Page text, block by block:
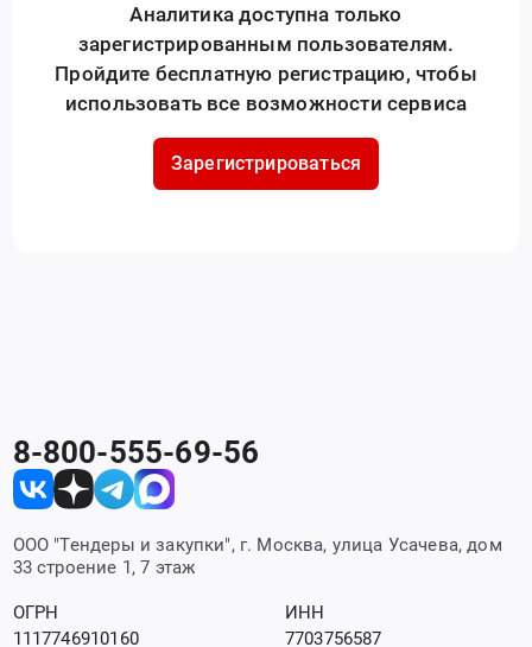
Аналитика доступна только
зарегистрированным пользователям.
Пройдите бесплатную регистрацию, чтобы
использовать все возможности сервиса
Зарегистрироваться
8-800-555-69-56
ООО "Тендеры и закупки", г. Москва, улица Усачева, дом
33 строение 1, 7 этаж
ОГРН
1117746910160
ИНН
7703756587